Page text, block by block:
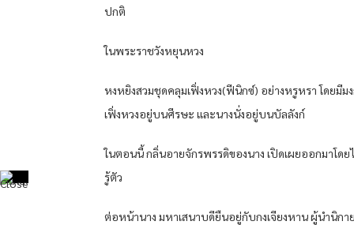
ปกติ
ในพระราชวังหยุนหวง
หงหยิงสวมชุดคลุมเฟิ่งหวง(ฟีนิกซ์) อย่างหรูหรา โดยมีม
เฟิ่งหวงอยู่บนศีรษะ และนางนั่งอยู่บนบัลลังก์
ในตอนนี้ กลิ่นอายจักรพรรดิของนาง เปิดเผยออกมาโดย
รู้ตัว
ต่อหน้านาง มหาเสนาบดียืนอยู่กับกงเจียงหาน ผู้นำนิกาย